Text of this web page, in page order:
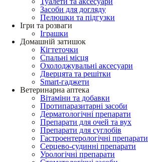
Засоби для догляду
Пелюшки та підгузки
Ігри та розваги
Іграшки
Домашній затишок
Кігтеточки
Спальні місця
Охолоджувальні аксесуари
Дверцята та решітки
Smart-гаджети
Ветеринарна аптека
Вітаміни та добавки
Протипаразитарні засоби
Дерматологічні препарати
Препарати для очей та вух
Препарати для суглобів
Гастроентерологічні препарати
Серцево-судинні препарати
Урологічні препарати